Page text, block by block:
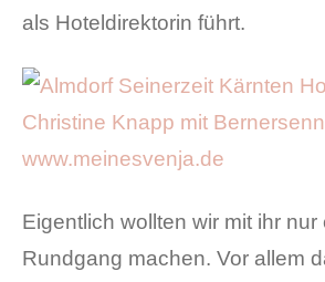
als Hoteldirektorin führt.
Eigentlich wollten wir mit ihr
Rundgang machen. Vor allem